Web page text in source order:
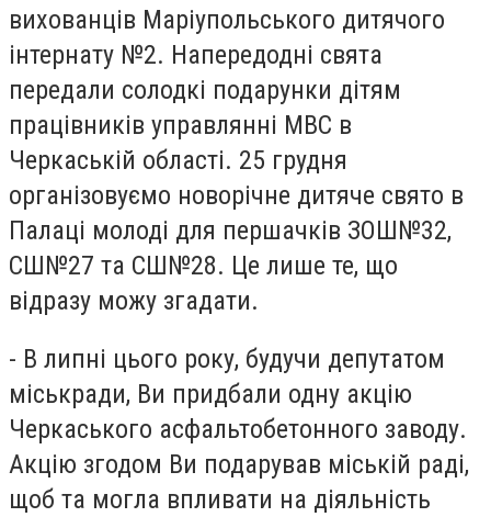
вихованців Маріупольського дитячого
інтернату №2. Напередодні свята
передали солодкі подарунки дітям
працівників управлянні МВС в
Черкаській області. 25 грудня
організовуємо новорічне дитяче свято в
Палаці молоді для першачків ЗОШ№32,
СШ№27 та СШ№28. Це лише те, що
відразу можу згадати.
- В липні цього року, будучи депутатом
міськради, Ви придбали одну акцію
Черкаського асфальтобетонного заводу.
Акцію згодом Ви подарував міській раді,
щоб та могла впливати на діяльність